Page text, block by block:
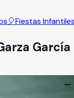
🎈Fiestas Infantiles
García